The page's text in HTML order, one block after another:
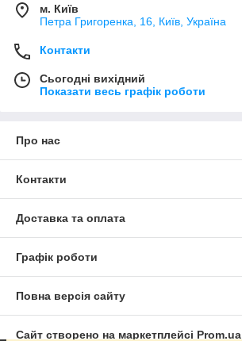
м. Київ
Петра Григоренка, 16, Київ, Україна
Контакти
Сьогодні вихідний
Показати весь графік роботи
Про нас
Контакти
Доставка та оплата
Графік роботи
Повна версія сайту
Сайт створено на маркетплейсі Prom.ua